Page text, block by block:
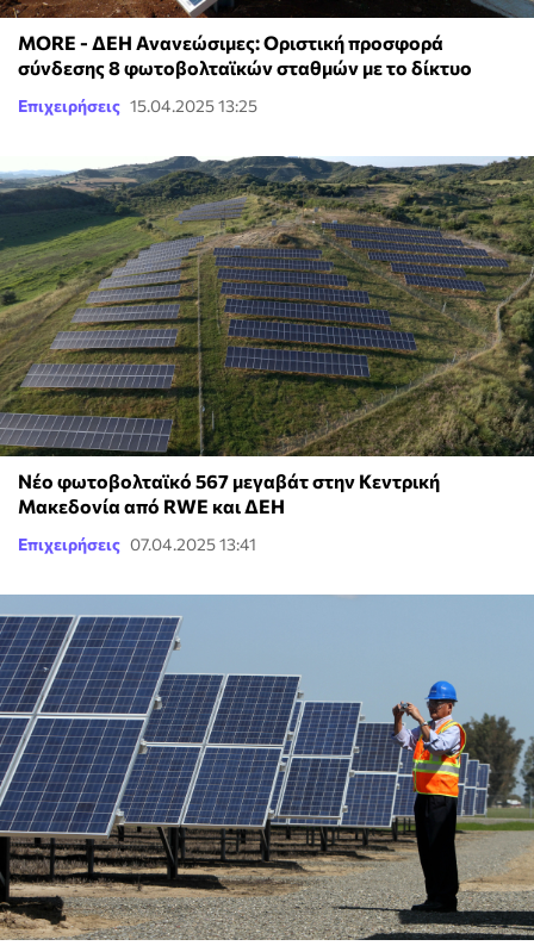
MORE - ΔΕΗ Ανανεώσιμες: Οριστική προσφορά
σύνδεσης 8 φωτοβολταϊκών σταθμών με το δίκτυο
Επιχειρήσεις 15.04.2025 13:25
Νέο φωτοβολταϊκό 567 μεγαβάτ στην Κεντρική
Μακεδονία από RWE και ΔΕΗ
Επιχειρήσεις 07.04.2025 13:41